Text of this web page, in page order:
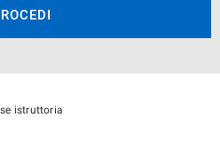
istruttoria